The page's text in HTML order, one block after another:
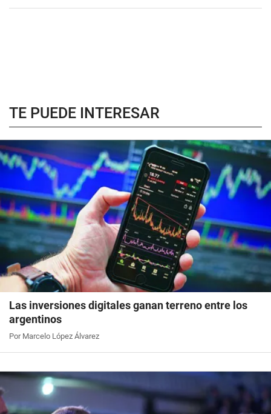
TE PUEDE INTERESAR
Las inversiones digitales ganan terreno entre los
argentinos
Por Marcelo López Álvarez